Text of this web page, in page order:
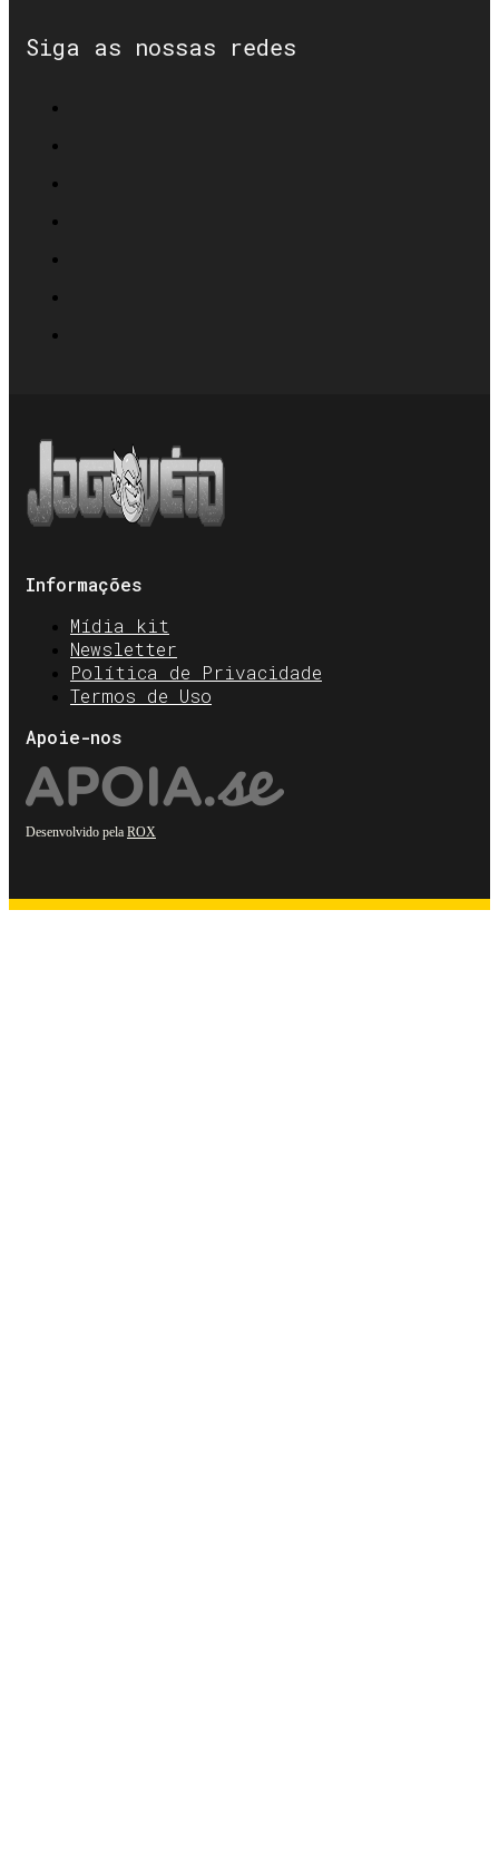
Siga as nossas redes
Informações
Mídia kit
Newsletter
Política de Privacidade
Termos de Uso
Apoie-nos
Desenvolvido pela ROX